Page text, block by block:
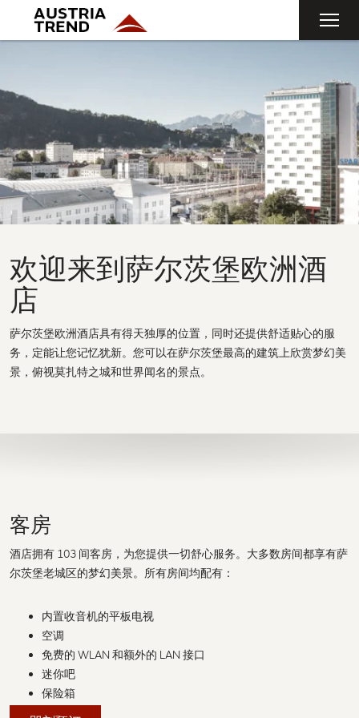
欢迎来到萨尔茨堡欧洲酒
店
萨尔茨堡欧洲酒店具有得天独厚的位置，同时还提供舒适贴心的服
务，定能让您记忆犹新。您可以在萨尔茨堡最高的建筑上欣赏梦幻美
景，俯视莫扎特之城和世界闻名的景点。
客房
酒店拥有 103 间客房，为您提供一切舒心服务。大多数房间都享有萨
尔茨堡老城区的梦幻美景。所有房间均配有：
内置收音机的平板电视
空调
免费的 WLAN 和额外的 LAN 接口
迷你吧
保险箱